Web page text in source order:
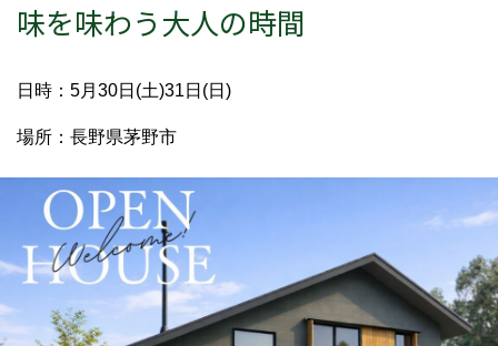
味を味わう大人の時間
日時：5月30日(土)31日(日)
場所：長野県茅野市